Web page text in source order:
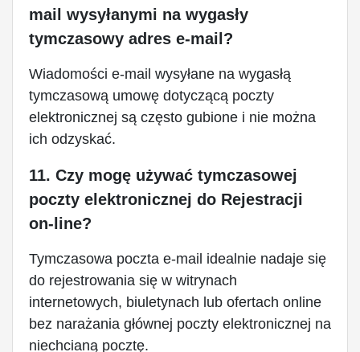
mail wysyłanymi na wygasły
tymczasowy adres e-mail?
Wiadomości e-mail wysyłane na wygasłą
tymczasową umowę dotyczącą poczty
elektronicznej są często gubione i nie można
ich odzyskać.
11. Czy mogę używać tymczasowej
poczty elektronicznej do Rejestracji
on-line?
Tymczasowa poczta e-mail idealnie nadaje się
do rejestrowania się w witrynach
internetowych, biuletynach lub ofertach online
bez narażania głównej poczty elektronicznej na
niechcianą pocztę.